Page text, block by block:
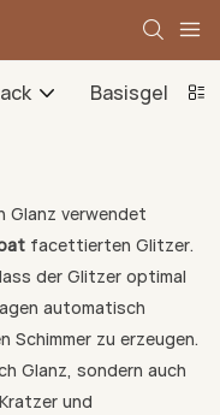
Basisgel
Glanz verwendet
facettierten Glitzer.
der Glitzer optimal
automatisch
Schimmer zu erzeugen.
Glanz, sondern auch
und